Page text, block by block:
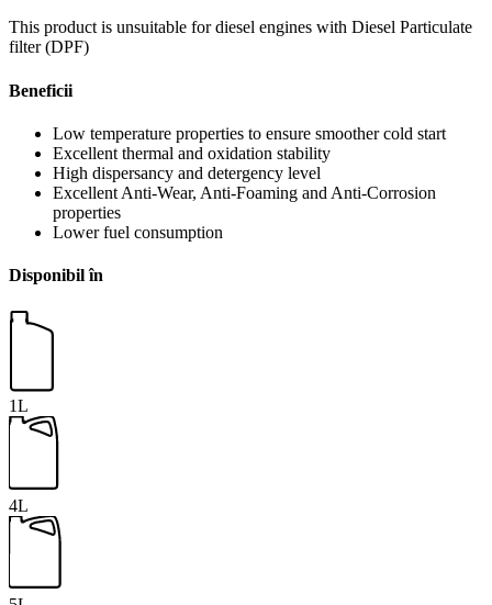
This product is unsuitable for diesel engines with Diesel Particulate
filter (DPF)
Beneficii
Low temperature properties to ensure smoother cold start
Excellent thermal and oxidation stability
High dispersancy and detergency level
Excellent Anti-Wear, Anti-Foaming and Anti-Corrosion
properties
Lower fuel consumption
Disponibil în
1L
4L